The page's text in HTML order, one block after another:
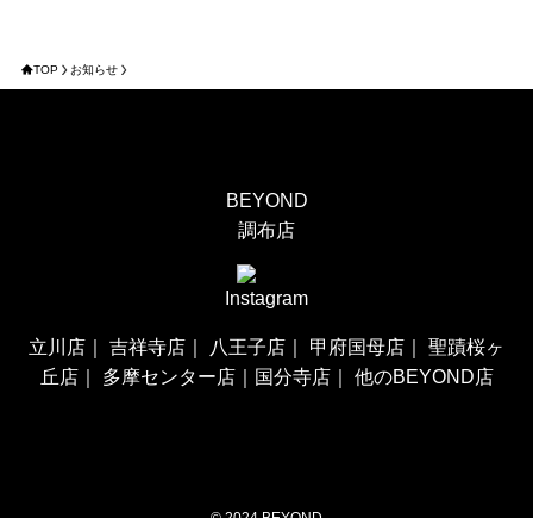
TOP お知らせ
BEYOND
調布店
Instagram
立川店 ｜ 吉祥寺店 ｜ 八王子店 ｜ 甲府国母店 ｜ 聖蹟桜ヶ
丘店｜ 多摩センター店｜ 国分寺店｜ 他のBEYOND店